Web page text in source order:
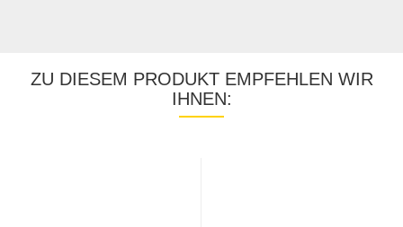
ZU DIESEM PRODUKT EMPFEHLEN WIR
IHNEN: